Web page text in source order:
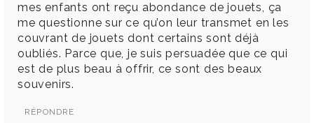
mes enfants ont reçu abondance de jouets, ça
me questionne sur ce qu’on leur transmet en les
couvrant de jouets dont certains sont déjà
oubliés. Parce que, je suis persuadée que ce qui
est de plus beau à offrir, ce sont des beaux
souvenirs.
RÉPONDRE